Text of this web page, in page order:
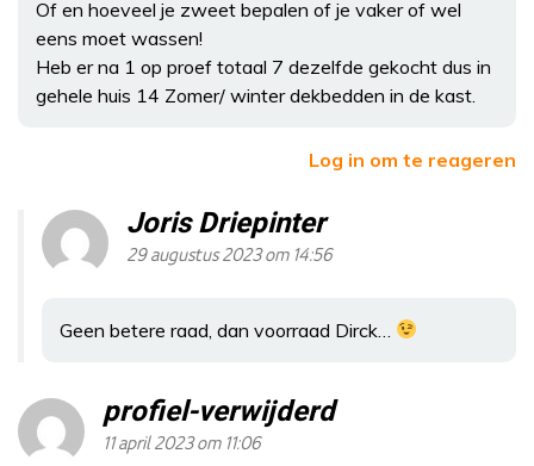
Of en hoeveel je zweet bepalen of je vaker of wel
eens moet wassen!
Heb er na 1 op proef totaal 7 dezelfde gekocht dus in
gehele huis 14 Zomer/ winter dekbedden in de kast.
Log in om te reageren
Joris Driepinter
29 augustus 2023 om 14:56
Geen betere raad, dan voorraad Dirck…
profiel-verwijderd
11 april 2023 om 11:06